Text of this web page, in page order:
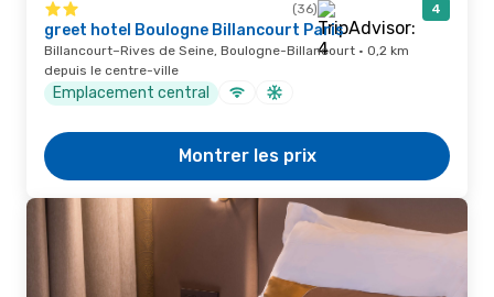
(36) 4
greet hotel Boulogne Billancourt Paris
Billancourt–Rives de Seine, Boulogne-Billancourt · 0,2 km
depuis le centre-ville
Emplacement central
Montrer les prix